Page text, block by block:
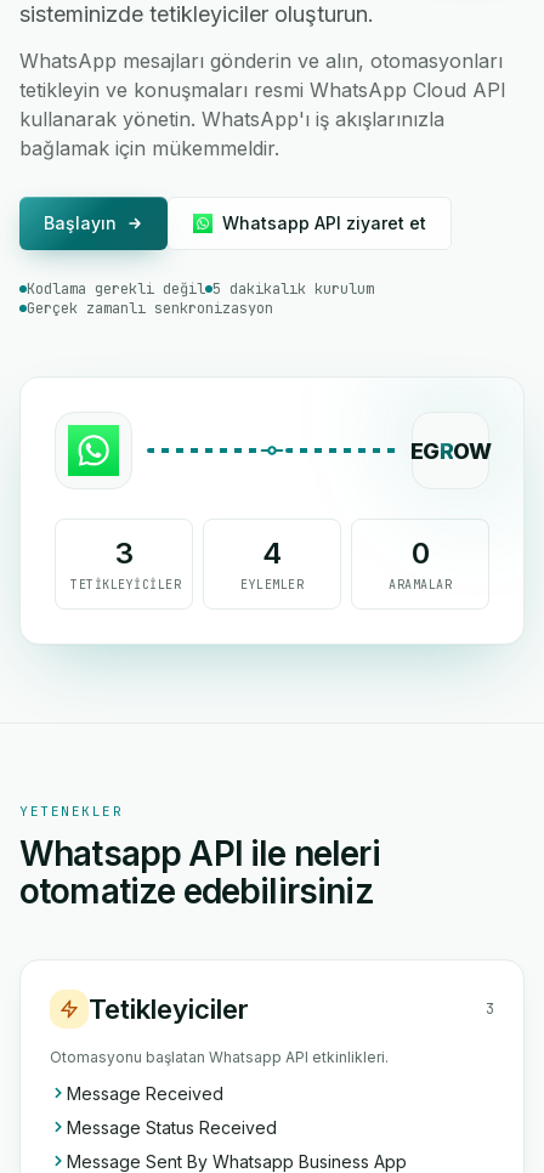
sisteminizde tetikleyiciler oluşturun.
WhatsApp mesajları gönderin ve alın, otomasyonları
tetikleyin ve konuşmaları resmi WhatsApp Cloud API
kullanarak yönetin. WhatsApp'ı iş akışlarınızla
bağlamak için mükemmeldir.
Başlayın Whatsapp API ziyaret et
Kodlama gerekli değil 5 dakikalık kurulum
Gerçek zamanlı senkronizasyon
EGROW
3
TETIKLEYICILER
4
EYLEMLER
0
ARAMALAR
YETENEKLER
Whatsapp API ile neleri
otomatize edebilirsiniz
Tetikleyiciler 3
Otomasyonu başlatan Whatsapp API etkinlikleri.
Message Received
Message Status Received
Message Sent By Whatsapp Business App